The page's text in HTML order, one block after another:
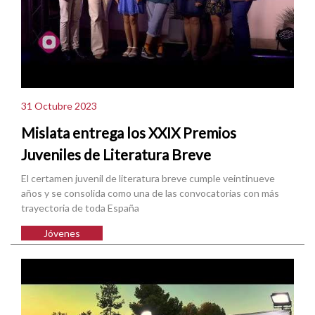
31 Octubre 2023
Mislata entrega los XXIX Premios
Juveniles de Literatura Breve
El certamen juvenil de literatura breve cumple veintinueve
años y se consolida como una de las convocatorias con más
trayectoria de toda España
Jóvenes